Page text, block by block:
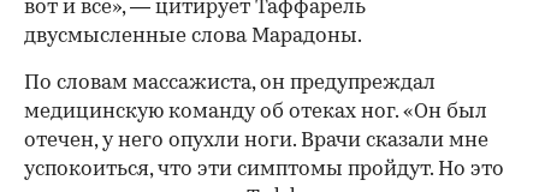
вот и все», — цитирует Таффарель
двусмысленные слова Марадоны.
По словам массажиста, он предупреждал
медицинскую команду об отеках ног. «Он был
отечен, у него опухли ноги. Врачи сказали мне
успокоиться, что эти симптомы пройдут. Но это